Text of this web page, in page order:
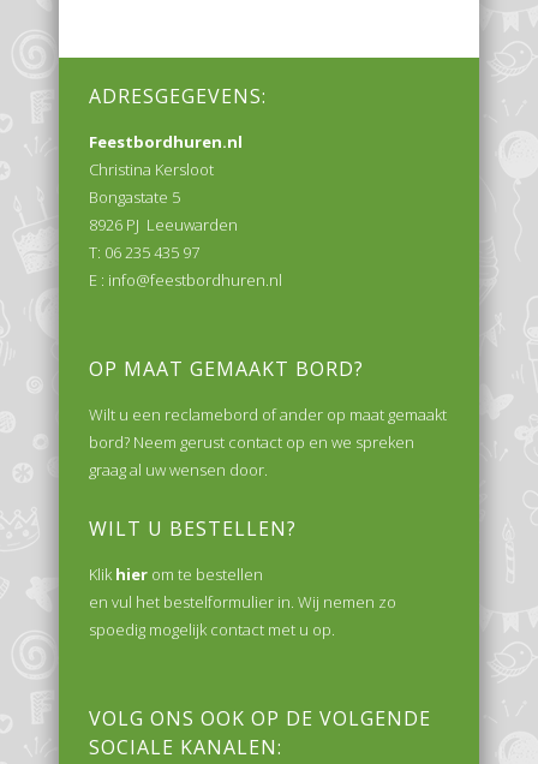
ADRESGEGEVENS:
Feestbordhuren.nl
Christina Kersloot
Bongastate 5
8926 PJ Leeuwarden
T: 06 235 435 97
E : info@feestbordhuren.nl
OP MAAT GEMAAKT BORD?
Wilt u een reclamebord of ander op maat gemaakt
bord? Neem gerust contact op en we spreken
graag al uw wensen door.
WILT U BESTELLEN?
Klik hier om te bestellen
en vul het bestelformulier in. Wij nemen zo
spoedig mogelijk contact met u op.
VOLG ONS OOK OP DE VOLGENDE
SOCIALE KANALEN: